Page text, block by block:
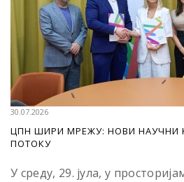
30.07.2026
ЦПН ШИРИ МРЕЖУ: НОВИ НАУЧНИ
ПОТОКУ
У среду, 29. јула, у